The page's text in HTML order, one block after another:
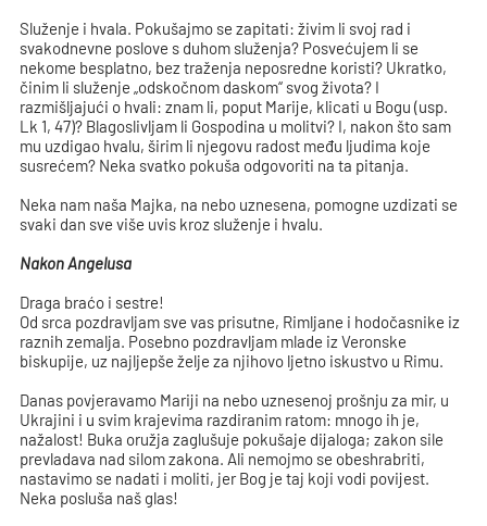
Služenje i hvala. Pokušajmo se zapitati: živim li svoj rad i
svakodnevne poslove s duhom služenja? Posvećujem li se
nekome besplatno, bez traženja neposredne koristi? Ukratko,
činim li služenje „odskočnom daskom“ svog života? I
razmišljajući o hvali: znam li, poput Marije, klicati u Bogu (usp.
Lk 1, 47)? Blagoslivljam li Gospodina u molitvi? I, nakon što sam
mu uzdigao hvalu, širim li njegovu radost među ljudima koje
susrećem? Neka svatko pokuša odgovoriti na ta pitanja.
Neka nam naša Majka, na nebo uznesena, pomogne uzdizati se
svaki dan sve više uvis kroz služenje i hvalu.
Nakon Angelusa
Draga braćo i sestre!
Od srca pozdravljam sve vas prisutne, Rimljane i hodočasnike iz
raznih zemalja. Posebno pozdravljam mlade iz Veronske
biskupije, uz najljepše želje za njihovo ljetno iskustvo u Rimu.
Danas povjeravamo Mariji na nebo uznesenoj prošnju za mir, u
Ukrajini i u svim krajevima razdiranim ratom: mnogo ih je,
nažalost! Buka oružja zaglušuje pokušaje dijaloga; zakon sile
prevladava nad silom zakona. Ali nemojmo se obeshrabriti,
nastavimo se nadati i moliti, jer Bog je taj koji vodi povijest.
Neka posluša naš glas!